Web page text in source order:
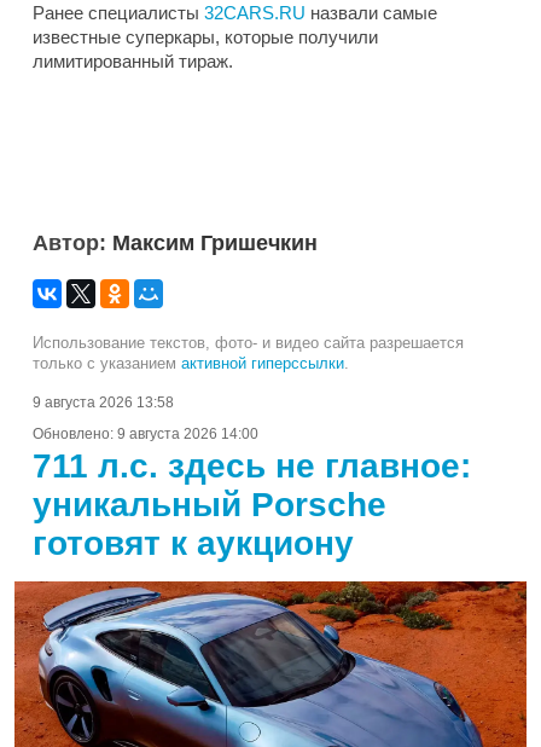
Ранее специалисты 32CARS.RU назвали самые
известные суперкары, которые получили
лимитированный тираж.
Автор: Максим Гришечкин
Использование текстов, фото- и видео сайта разрешается
только с указанием активной гиперссылки
9 августа 2026 13:58
Обновлено: 9 августа 2026 14:00
711 л.с. здесь не главное:
уникальный Porsche
готовят к аукциону